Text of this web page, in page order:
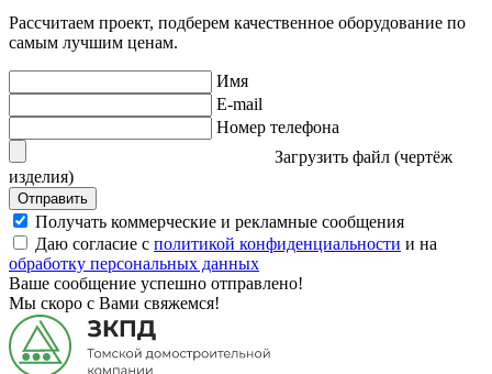
Рассчитаем проект, подберем качественное оборудование по
самым лучшим ценам.
Имя
E-mail
Номер телефона
Загрузить файл (чертёж
изделия)
Отправить
Получать коммерческие и рекламные сообщения
Даю согласие с политикой конфиденциальности и на
обработку персональных данных
Ваше сообщение успешно отправлено!
Мы скоро с Вами свяжемся!